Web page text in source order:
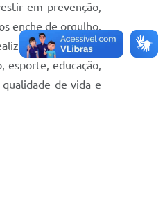
em prevenção,
enche de orgulho.
em conjunto
esporte, educação,
de vida e